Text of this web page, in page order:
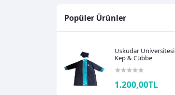
Popüler Ürünler
Üsküdar Üniversitesi
Kep & Cübbe
1.200,00TL